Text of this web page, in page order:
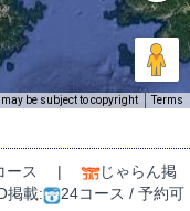
be subject to copyright Terms
ース |
じゃらん掲
載:
24コース / 予約可